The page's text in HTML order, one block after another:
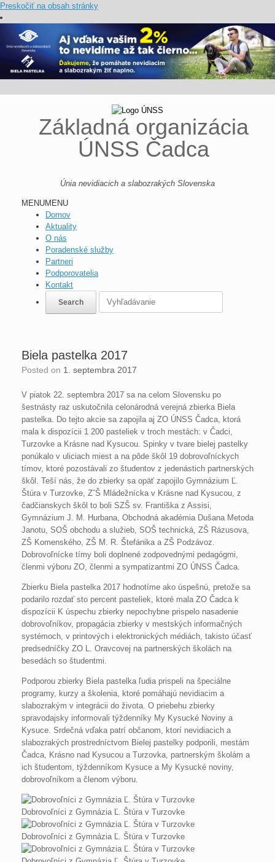
Preskočiť na obsah stránky
Základná organizácia
ÚNSS Čadca
Únia nevidiacich a slabozrakých Slovenska
MENUMENU
Domov
Aktuality
O nás
Poradenské služby
Partneri
Podporovatelia
Kontakt
Biela pastelka 2017
Posted on 1. septembra 2017
V piatok 22. septembra 2017 sa na celom Slovensku po
šestnásty raz uskutočnila celonárodná verejná zbierka Biela
pastelka. Do tejto akcie sa zapojila aj ZO ÚNSS Čadca, ktorá
mala k dispozícii 1 200 pasteliek v troch mestách: v Čadci,
Turzovke a Krásne nad Kysucou. Spinky v tvare bielej pastelky
ponúkalo v uliciach miest a na pôde škôl 19 dobrovoľníckych
tímov, ktoré pozostávali zo študentov z jedenástich partnerských
škôl. Teší nás, že do zbierky sa opäť zapojilo Gymnázium Ľ.
Štúra v Turzovke, ZˇŠ Mládežnícka v Krásne nad Kysucou, z
čadčianskych škôl to boli SZŠ sv. Františka z Assisi,
Gymnázium J. M. Hurbana, Obchodná akadémia Dušana Metoda
Janotu, SOŠ obchodu a služieb, SOŠ technická, ZŠ Rázusova,
ZŠ Komenského, ZŠ M. R. Štefánika a ZŠ Podzávoz.
Dobrovoľnícke tímy boli doplnené zodpovednými pedagógmi,
členmi výboru ZO, členmi a sympatizantmi ZO ÚNSS Čadca.
Zbierku Biela pastelka 2017 hodnotíme ako úspešnú, pretože sa
podarilo rozdať sto percent pasteliek, ktoré mala ZO Čadca k
dispozícii K úspechu zbierky nepochybne prispelo nasadenie
dobrovoľníkov, propagácia zbierky v mestských informačných
systémoch, v printových i elektronických médiách, takisto účasť
predsedníčky ZO L. Oravcovej na partnerských školách na
besedách so študentmi.
Podporou zbierky Biela pastelka ľudia prispeli na špeciálne
programy, kurzy a školenia, ktoré pomáhajú nevidiacim a
slabozrakým v integrácii do života. O priebehu zbierky
spravodajsky informovali týždenníky My Kysucké Noviny a
Kysuce. Srdečná vďaka patrí občanom, ktorí nevidiacich a
slabozrakých prostredníctvom Bielej pastelky podporili, mestám
Čadca, Krásno nad Kysucou a Turzovka, partnerským školám a
ich študentom, týždenníkom Kysuce a My Kysucké noviny,
dobrovoľníkom a členom výboru.
Dobrovoľníci z Gymnázia Ľ. Štúra v Turzovke
Dobrovoľníci z Gymnázia Ľ. Štúra v Turzovke